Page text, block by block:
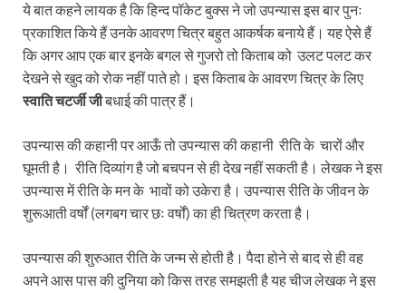
ये बात कहने लायक है कि हिन्द पॉकेट बुक्स ने जो उपन्यास इस बार पुनः
प्रकाशित किये हैं उनके आवरण चित्र बहुत आकर्षक बनाये हैं। यह ऐसे हैं
कि अगर आप एक बार इनके बगल से गुजरो तो किताब को उलट पलट कर
देखने से खुद को रोक नहीं पाते हो। इस किताब के आवरण चित्र के लिए
स्वाति चटर्जी जीबधाई की पात्र हैं।
उपन्यास की कहानी पर आऊँ तो उपन्यास की कहानी रीति के चारों और
घूमती है। रीति दिव्यांग है जो बचपन से ही देख नहीं सकती है। लेखक ने इस
उपन्यास में रीति के मन के भावों को उकेरा है। उपन्यास रीति के जीवन के
शुरूआती वर्षों (लगबग चार छः वर्षों) का ही चित्रण करता है।
उपन्यास की शुरुआत रीति के जन्म से होती है। पैदा होने से बाद से ही वह
अपने आस पास की दुनिया को किस तरह समझती है यह चीज लेखक ने इस